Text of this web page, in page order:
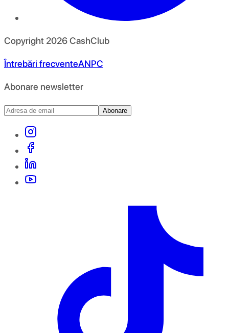
Copyright 2026CashClub
Întrebări frecventeANPC
Abonare newsletter
Abonare